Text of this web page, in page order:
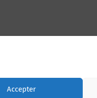
AccepterNous contacter